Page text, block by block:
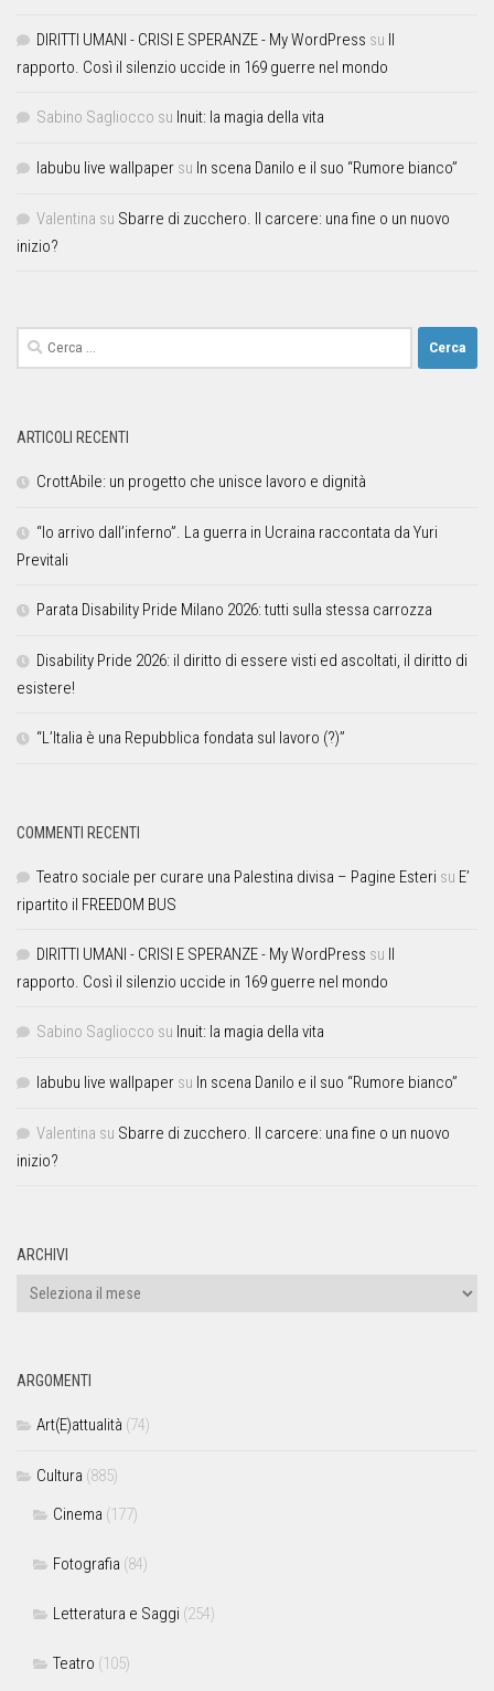
DIRITTI UMANI - CRISI E SPERANZE - My WordPress su Il
rapporto. Così il silenzio uccide in 169 guerre nel mondo
Sabino Sagliocco su Inuit: la magia della vita
labubu live wallpaper su In scena Danilo e il suo “Rumore bianco”
Valentina su Sbarre di zucchero. Il carcere: una fine o un nuovo
inizio?
ARTICOLI RECENTI
CrottAbile: un progetto che unisce lavoro e dignità
“Io arrivo dall’inferno”. La guerra in Ucraina raccontata da Yuri
Previtali
Parata Disability Pride Milano 2026: tutti sulla stessa carrozza
Disability Pride 2026: il diritto di essere visti ed ascoltati, il diritto di
esistere!
“L’Italia è una Repubblica fondata sul lavoro (?)”
COMMENTI RECENTI
Teatro sociale per curare una Palestina divisa – Pagine Esteri su E’
ripartito il FREEDOM BUS
DIRITTI UMANI - CRISI E SPERANZE - My WordPress su Il
rapporto. Così il silenzio uccide in 169 guerre nel mondo
Sabino Sagliocco su Inuit: la magia della vita
labubu live wallpaper su In scena Danilo e il suo “Rumore bianco”
Valentina su Sbarre di zucchero. Il carcere: una fine o un nuovo
inizio?
ARCHIVI
ARGOMENTI
Art(E)attualità (74)
Cultura (885)
Cinema (177)
Fotografia (84)
Letteratura e Saggi (254)
Teatro (105)